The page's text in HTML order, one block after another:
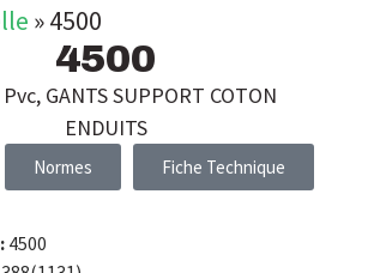
»4500
4500
Pvc, GANTS SUPPORT COTON
ENDUITS
Normes Fiche Technique
4500